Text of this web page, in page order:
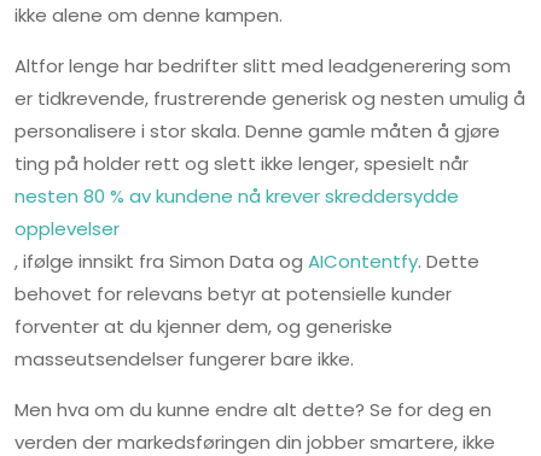
ikke alene om denne kampen.
Altfor lenge har bedrifter slitt med leadgenerering som
er tidkrevende, frustrerende generisk og nesten umulig å
personalisere i stor skala. Denne gamle måten å gjøre
ting på holder rett og slett ikke lenger, spesielt når
nesten 80 % av kundene nå krever skreddersydde
opplevelser
, ifølge innsikt fra Simon Data og AIContentfy. Dette
behovet for relevans betyr at potensielle kunder
forventer at du kjenner dem, og generiske
masseutsendelser fungerer bare ikke.
Men hva om du kunne endre alt dette? Se for deg en
verden der markedsføringen din jobber smartere, ikke